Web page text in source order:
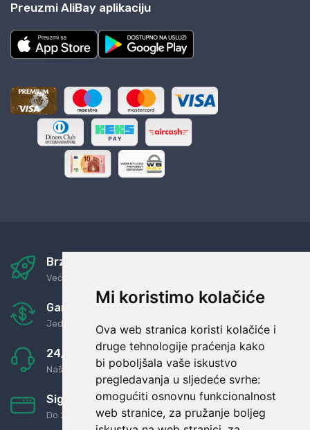
Mi koristimo kolačiće
Ova web stranica koristi kolačiće i
druge tehnologije praćenja kako
bi poboljšala vaše iskustvo
pregledavanja u sljedeće svrhe:
omogućiti osnovnu funkcionalnost
web stranice, za pružanje boljeg
Preuzmi AliBay aplikaciju
Brza i sigurna dostava
Već za nekoliko dana kod vas
Garancija u povrat novaca
Jednostavno pravilo: Roba za novac
24/7 odlična podrška
Naši agenti uvijek na raspolaganju
Sigurno obročno plaćanje
Do 24 rata bez kamata